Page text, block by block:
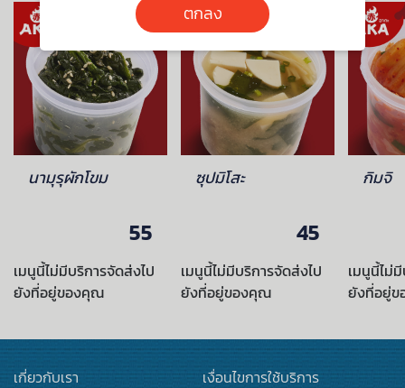
นามุรุผักโขม
55
เมนูนี้ไม่มีบริการจัดส่งไป
ยังที่อยู่ของคุณ
ซุปมิโสะ
45
เมนูนี้ไม่มีบริการจัดส่งไป
ยังที่อยู่ของคุณ
กิมจิ
เมนูนี้ไม่
ยังที่อยู่
เกี่ยวกับเรา เงื่อนไขการใช้บริการ
ตกลง